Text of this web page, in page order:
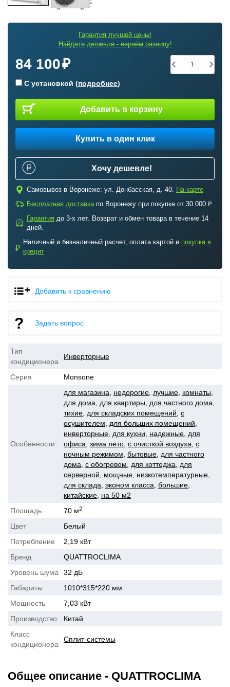
Гарантия лучшей цены!
Найдете дешевле - вернём разницу!
84 100
С установкой (подробнее)
Добавить в корзину
Купить в один клик
Хочу дешевле!
c Самовывоз в Воронеже: ул. Донбасская, д. 40. На карте
a Бесплатная доставкапо Воронежу при покупке от 30 000 ₽.
b
Гарантия до 3-х лет. Возврат и обмен товара в течение 14
дней.
₽
Наличный и безналичный расчет, оплата картой и покупка в
кредит
Добавить к сравнению
Задать вопрос
Тип
кондиционера
Инверторные
Серия Monsone
Особенности:
для магазина недорогие лучшие комнаты
для дома
для квартиры для частного дома
тихие для складских помещений с
осушителем
для больших помещений
инверторные для кухни надежные для
офиса зима лето с очисткой воздуха с
ночным режимом бытовые для частного
дома с обогревом для коттеджа
для
серверной
мощные низкотемпературные
для склада эконом класса большие
китайские на 50 м2
Площадь
70 м2
Цвет
Белый
Потребление
2,19 кВт
Бренд
QUATTROCLIMA
Уровень шума
32 дБ
Габариты
1010*315*220 мм
Мощность
7,03 кВт
Производство
Китай
Класс
кондиционера
Сплит-системы
Общее описание - QUATTROCLIMA